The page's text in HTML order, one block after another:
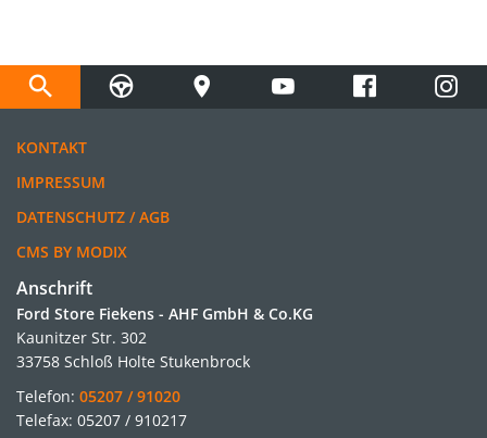
KONTAKT
IMPRESSUM
DATENSCHUTZ / AGB
CMS BY MODIX
Anschrift
Ford Store Fiekens - AHF GmbH & Co.KG
Kaunitzer Str. 302
33758 Schloß Holte Stukenbrock
Telefon: 05207 / 91020
Telefax: 05207 / 910217